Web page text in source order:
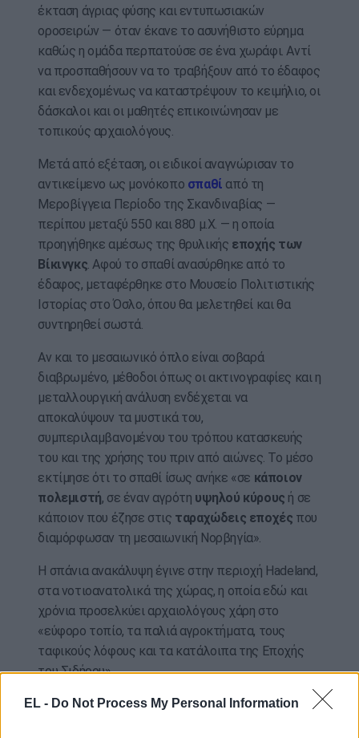
EL - Do Not Process My Personal Information
έκταση άγριας φύσης και εντυπωσιακών
οροσειρών — όταν έκανε το ασυνήθιστο εύρημα
καθώς η ομάδα περπατούσε σε ένα χωράφι. Αντί
να προσπαθήσουν να το τραβήξουν από το έδαφος
και ενδεχομένως να καταστρέψουν το κειμήλιο, οι
δάσκαλοι και οι μαθητές επικοινώνησαν με
τοπικούς αρχαιολόγους.
Μετά από εξέταση, οι ειδικοί αναγνώρισαν το
αντικείμενο ως μονόκοπο σπαθί από τη
Μεροβίγγεια Περίοδο της Σκανδιναβίας —
περίπου μεταξύ 550 και 880 μ.Χ. — η οποία
προηγήθηκε αμέσως της θρυλικής εποχής των
Βίκινγκς. Αφού το σπαθί ανασύρθηκε από το
έδαφος, μεταφέρθηκε στο Μουσείο Πολιτιστικής
Ιστορίας στο Όσλο, όπου θα μελετηθεί και θα
συντηρηθεί σωστά.
Αν και το μεσαιωνικό όπλο είναι σοβαρά
διαβρωμένο, μέθοδοι όπως οι ακτινογραφίες και η
μεταλλουργική ανάλυση ενδέχεται να
αποκαλύψουν τα μυστικά του,
συμπεριλαμβανομένου του τρόπου κατασκευής
του και της χρήσης του πριν από αιώνες. Το μέσο
εκτίμησε ότι το σπαθί ίσως ανήκε «σε κάποιον
πολεμιστή, σε έναν αγρότη υψηλού κύρους ή σε
κάποιον που έζησε στις ταραχώδεις εποχές που
διαμόρφωσαν τη μεσαιωνική Νορβηγία».
Η σπάνια ανακάλυψη έγινε στην περιοχή Hadeland,
στα νοτιοανατολικά της χώρας, η οποία εδώ και
χρόνια προσελκύει αρχαιολόγους χάρη στο
«εύφορο τοπίο, τα παλιά αγροκτήματα, τους
ταφικούς λόφους και τα κατάλοιπα της Εποχής
του Σιδήρου».
Όσο εντυπωσιακή κι αν ήταν η ανακάλυψη του